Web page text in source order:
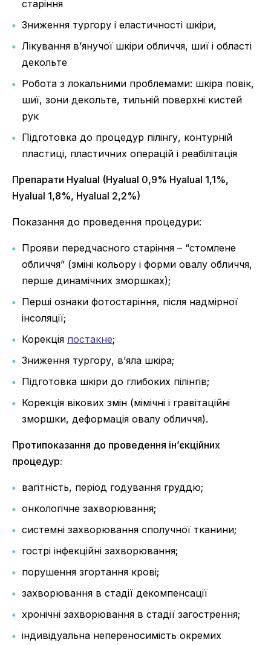
старіння
Зниження тургору і еластичності шкіри,
Лікування в’янучої шкіри обличчя, шиї і області
декольте
Робота з локальними проблемами: шкіра повік,
шиї, зони декольте, тильній поверхні кистей
рук
Підготовка до процедур пілінгу, контурній
пластиці, пластичних операцій і реабілітація
Препарати Hyalual (Hyalual 0,9% Hyalual 1,1%,
Hyalual 1,8%, Hyalual 2,2%)
Показання до проведення процедури:
Прояви передчасного старіння – “стомлене
обличчя” (зміні кольору і форми овалу обличчя,
перше динамічних зморшках);
Перші ознаки фотостаріння, після надмірної
інсоляції;
Корекція постакне;
Зниження тургору, в’яла шкіра;
Підготовка шкіри до глибоких пілінгів;
Корекція вікових змін (мімічні і гравітаційні
зморшки, деформація овалу обличчя).
Протипоказання до проведення ін’єкційних
процедур:
вагітність, період годування груддю;
онкологічне захворювання;
системні захворювання сполучної тканини;
гострі інфекційні захворювання;
порушення згортання крові;
захворювання в стадії декомпенсації
хронічні захворювання в стадії загострення;
індивідуальна непереносимість окремих